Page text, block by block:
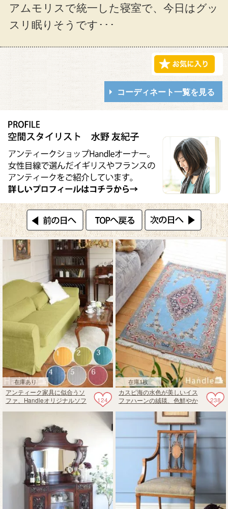
アムモリスで統一した寝室で、今日はグッ
スリ眠りそうです･･･
コーディネート一覧を見る
在庫あり
124
アンティーク家具に似合うソ
ファ、Handleオリジナルソフ
在庫1枚
238
カスピ海の水色が美しいイス
ファハーンの絨毯、色鮮やか